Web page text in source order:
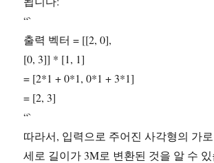
“`
출력 벡터 = [[2, 0],
[0, 3]] * [1, 1]
= [2*1 + 0*1, 0*1 + 3*1]
= [2, 3]
“`
따라서, 입력으로 주어진 사각형의 가
세로 길이가 3M로 변환된 것을 알 수